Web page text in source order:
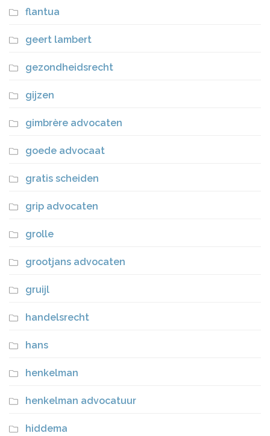
flantua
geert lambert
gezondheidsrecht
gijzen
gimbrère advocaten
goede advocaat
gratis scheiden
grip advocaten
grolle
grootjans advocaten
gruijl
handelsrecht
hans
henkelman
henkelman advocatuur
hiddema